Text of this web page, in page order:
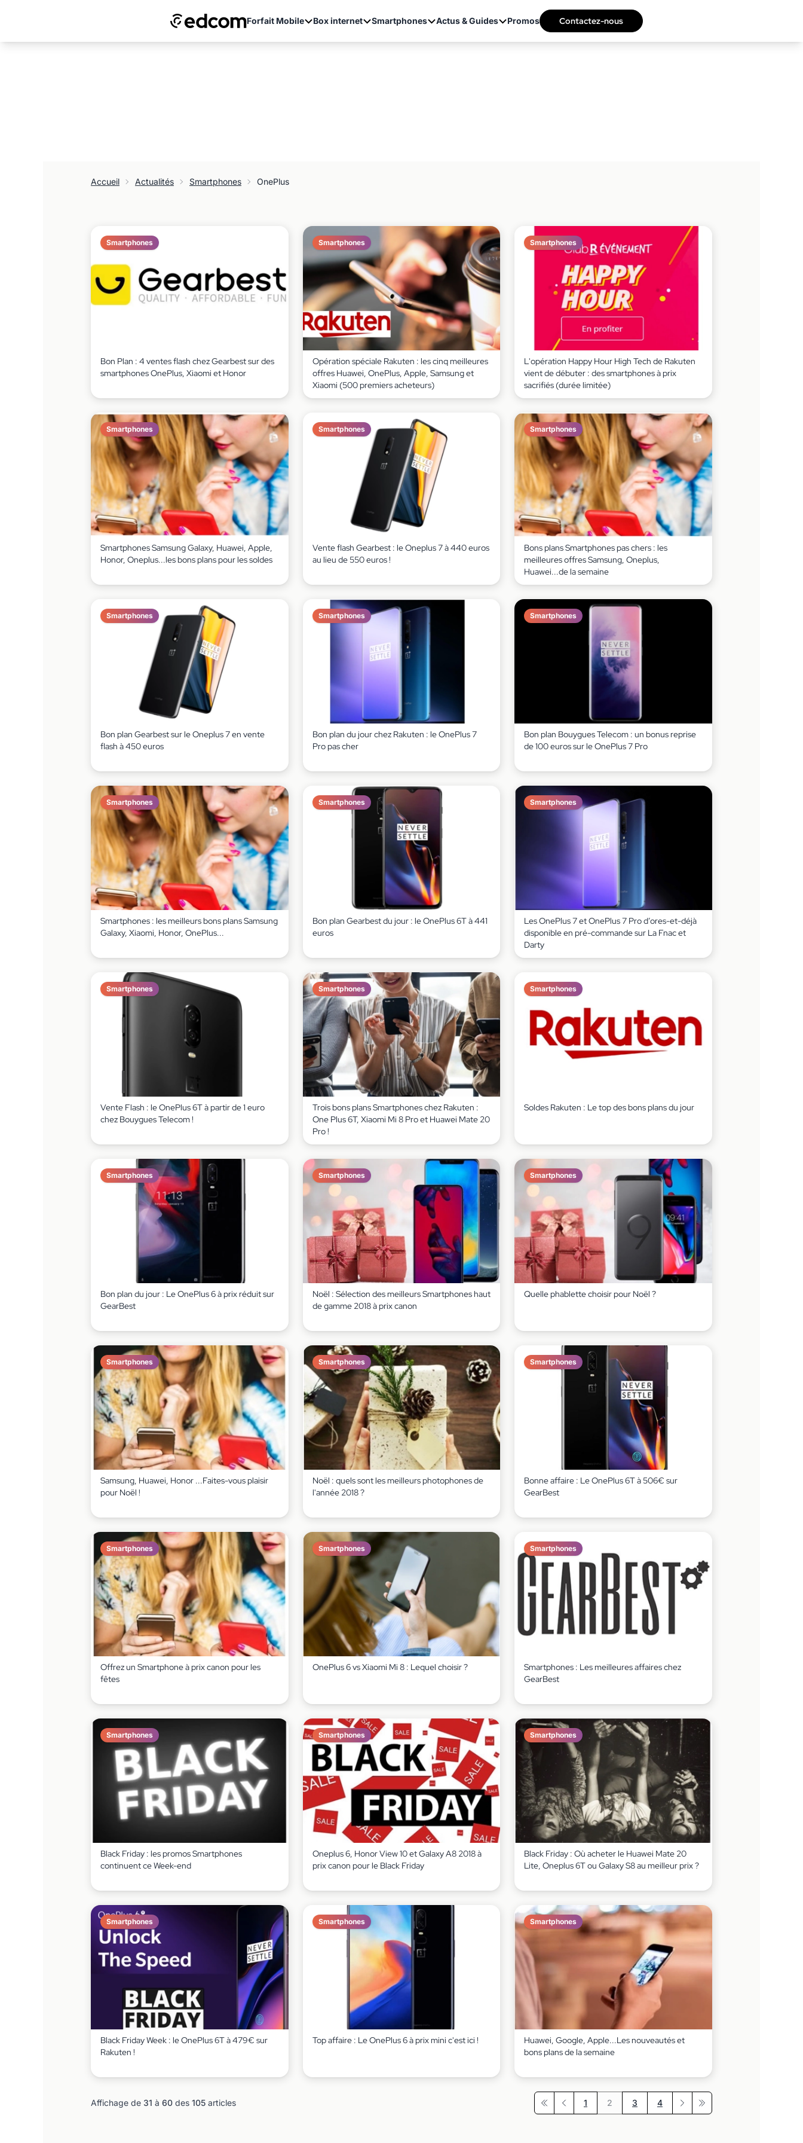
Forfait Mobile Box internet Smartphones Actus & Guides Promos Contactez-nous
Accueil Actualités Smartphones OnePlus
Smartphones
Bon Plan : 4 ventes flash chez Gearbest sur des
smartphones OnePlus, Xiaomi et Honor
Smartphones
Opération spéciale Rakuten : les cinq meilleures
offres Huawei, OnePlus, Apple, Samsung et
Xiaomi (500 premiers acheteurs)
Smartphones
L'opération Happy Hour High Tech de Rakuten
vient de débuter : des smartphones à prix
sacrifiés (durée limitée)
Smartphones
Smartphones Samsung Galaxy, Huawei, Apple,
Honor, Oneplus...les bons plans pour les soldes
Smartphones
Vente flash Gearbest : le Oneplus 7 à 440 euros
au lieu de 550 euros !
Smartphones
Bons plans Smartphones pas chers : les
meilleures offres Samsung, Oneplus,
Huawei...de la semaine
Smartphones
Bon plan Gearbest sur le Oneplus 7 en vente
flash à 450 euros
Smartphones
Bon plan du jour chez Rakuten : le OnePlus 7
Pro pas cher
Smartphones
Bon plan Bouygues Telecom : un bonus reprise
de 100 euros sur le OnePlus 7 Pro
Smartphones
Smartphones : les meilleurs bons plans Samsung
Galaxy, Xiaomi, Honor, OnePlus...
Smartphones
Bon plan Gearbest du jour : le OnePlus 6T à 441
euros
Smartphones
Les OnePlus 7 et OnePlus 7 Pro d’ores-et-déjà
disponible en pré-commande sur La Fnac et
Darty
Smartphones
Vente Flash : le OnePlus 6T à partir de 1 euro
chez Bouygues Telecom !
Smartphones
Trois bons plans Smartphones chez Rakuten :
One Plus 6T, Xiaomi Mi 8 Pro et Huawei Mate 20
Pro !
Smartphones
Soldes Rakuten : Le top des bons plans du jour
Smartphones
Bon plan du jour : Le OnePlus 6 à prix réduit sur
GearBest
Smartphones
Noël : Sélection des meilleurs Smartphones haut
de gamme 2018 à prix canon
Smartphones
Quelle phablette choisir pour Noël ?
Smartphones
Samsung, Huawei, Honor ...Faites-vous plaisir
pour Noël !
Smartphones
Noël : quels sont les meilleurs photophones de
l'année 2018 ?
Smartphones
Bonne affaire : Le OnePlus 6T à 506€ sur
GearBest
Smartphones
Offrez un Smartphone à prix canon pour les
fêtes
Smartphones
OnePlus 6 vs Xiaomi Mi 8 : Lequel choisir ?
Smartphones
Smartphones : Les meilleures affaires chez
GearBest
Smartphones
Black Friday : les promos Smartphones
continuent ce Week-end
Smartphones
Oneplus 6, Honor View 10 et Galaxy A8 2018 à
prix canon pour le Black Friday
Smartphones
Black Friday : Où acheter le Huawei Mate 20
Lite, Oneplus 6T ou Galaxy S8 au meilleur prix ?
Smartphones
Black Friday Week : le OnePlus 6T à 479€ sur
Rakuten !
Smartphones
Top affaire : Le OnePlus 6 à prix mini c'est ici !
Smartphones
Huawei, Google, Apple...Les nouveautés et
bons plans de la semaine
Affichage de 31 à 60 des 105 articles Première page
Précédent
1 2 3 4 SuivantDernière page